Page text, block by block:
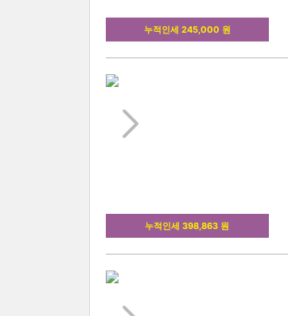
누적인세 245,000 원
누적인세 398,863 원